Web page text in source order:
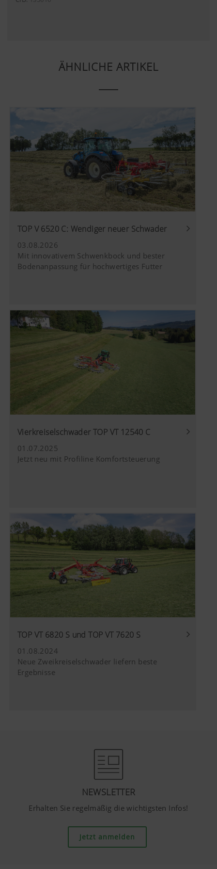
Datenschutzmodus von YouTube. Es
YouTube keine Informationen über die
dieser Website gespeichert, es sei denn,
Video angesehen. Nähere Informationen
hier:
https://support.google.com/youtube/
hl=de https://www.google.de/intl/de/
Wir haben keine Kontrolle über YouTube
können diese Cookies in Ihren Browser-
blockieren.
ÄHNLICHE ARTIKEL
TOP V 6520 C: Wendiger neuer Schwader
03.08.2026
Mit innovativem Schwenkbock und bester
Bodenanpassung für hochwertiges Futter
Vierkreiselschwader TOP VT 12540 C
01.07.2025
Jetzt neu mit Profiline Komfortsteuerung
TOP VT 6820 S und TOP VT 7620 S
01.08.2024
Neue Zweikreiselschwader liefern beste
Ergebnisse
NEWSLETTER
Erhalten Sie regelmäßig die wichtigsten Infos!
Jetzt anmelden